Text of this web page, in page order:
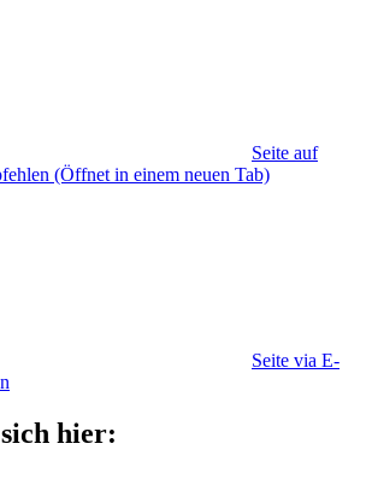
Seite auf
(Öffnet in einem neuen Tab)
Seite via E-
hier: